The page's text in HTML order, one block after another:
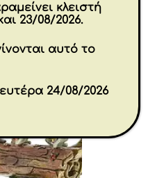
κλειστή
23/08/2026.
αυτό το
24/08/2026